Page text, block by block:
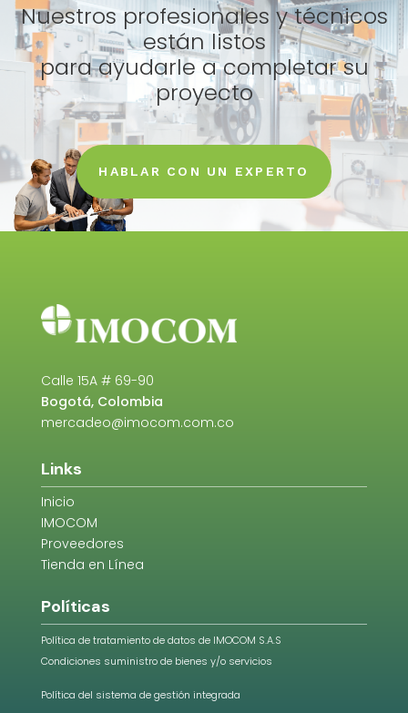
Nuestros profesionales y técnicos
están listos
para ayudarle a completar su
proyecto
HABLAR CON UN EXPERTO
Calle 15A # 69-90
Bogotá, Colombia
mercadeo@imocom.com.co
Links
Inicio
IMOCOM
Proveedores
Tienda en Línea
Políticas
Política de tratamiento de datos de IMOCOM S.A.S
Condiciones suministro de bienes y/o servicios
Política del sistema de gestión integrada